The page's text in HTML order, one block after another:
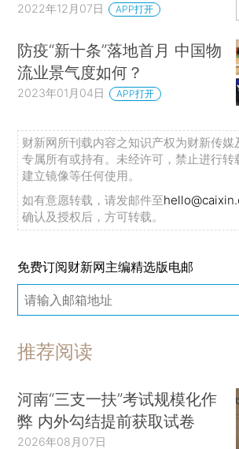
2022年12月07日 APP打开
防疫“新十条”落地首月 中国物
流业景气度如何？
2023年01月04日 APP打开
财新网所刊载内容之知识产权为财新传媒
专属所有或持有。未经许可，禁止进行转
建立镜像等任何使用。
如有意愿转载，请发邮件至
确认及授权后，方可转载。
免费订阅财新网主编精选版电邮
推荐阅读
河南“三支一扶”考试规模化作
弊 内外勾结提前获取试卷
2026年08月07日